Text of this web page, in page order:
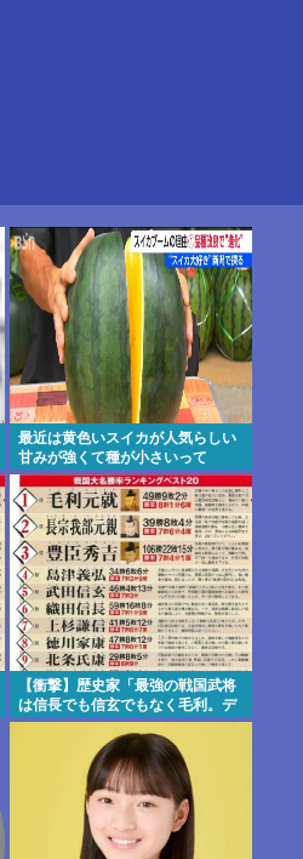
最近は黄色いスイカが人気らしい
甘みが強くて種が小さいって
【衝撃】歴史家「最強の戦国武将
は信長でも信玄でもなく毛利。デ
ータを見ろ」パシャ